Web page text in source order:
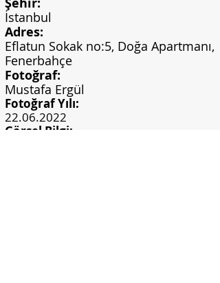
İstanbul
Adres:
Eflatun Sokak no:5, Doğa Apartmanı,
Fenerbahçe
Fotoğraf:
Mustafa Ergül
Fotoğraf Yılı:
22.06.2022
Görsel Bilgi: